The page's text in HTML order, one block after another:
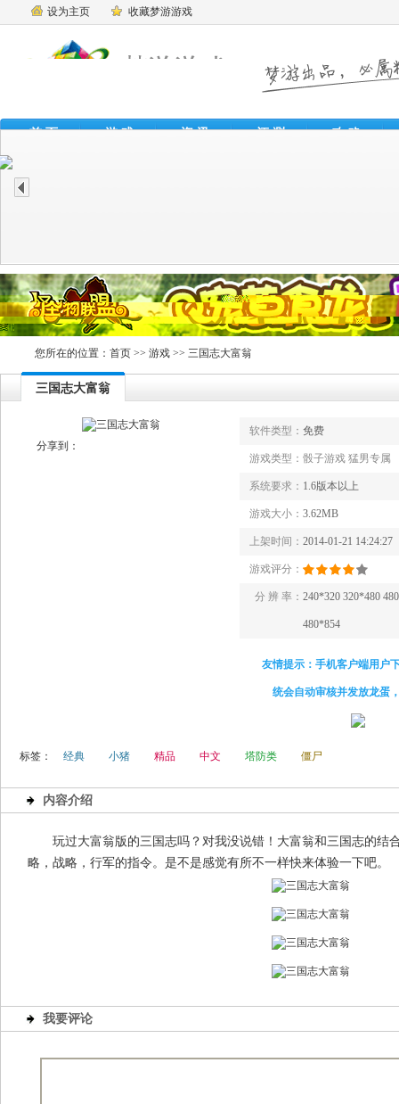
设为主页 收藏梦游游戏
首 页 游 戏 资 讯 评 测 攻 略
您所在的位置： 首页 >> 游戏 >> 三国志大富翁
三国志大富翁
分享到：
软件类型： 免费
游戏类型： 骰子游戏 猛男专属
系统要求： 1.6版本以上
游戏大小： 3.62MB
上架时间： 2014-01-21 14:24:27
游戏评分：
分 辨 率： 240*320 320*480
480*854
友情提示：手机客户端用户
统会自动审核并发放龙蛋
标签： 经典 小猪 精品 中文 塔防类 僵尸
内容介绍
玩过大富翁版的三国志吗？对我没说错！大富翁和三国志的结
略，战略，行军的指令。是不是感觉有所不一样快来体验一下吧。
我要评论